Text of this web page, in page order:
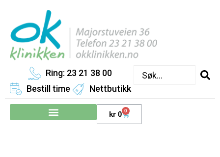
Ring: 23 21 38 00
Bestill time
Nettbutikk
kr 0 0